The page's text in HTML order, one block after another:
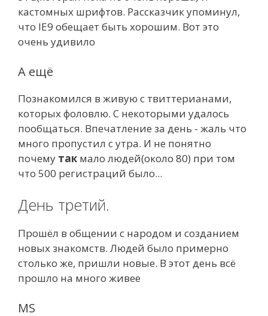
кастомных шрифтов. Рассказчик упоминул,
что IE9 обещает быть хорошим. Вот это
очень удивило
А ещё
Познакомился в живую с твиттерианами,
которых фоловлю. С некоторыми удалось
пообщаться. Впечатление за день - жаль что
много пропустил с утра. И не понятно
почему так мало людей(около 80) при том
что 500 регистраций было...
День третий.
Прошёл в общении с народом и созданием
новых знакомств. Людей было примерно
столько же, пришли новые. В этот день всё
прошло на много живее
MS